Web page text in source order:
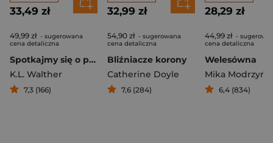
33,49 zł
49,99 zł - sugerowana
cena detaliczna
Spotkajmy się o północy
K.L. Walther
7,3 (166)
32,99 zł
54,90 zł - sugerowana
cena detaliczna
Bliźniacze korony
Catherine Doyle
7,6 (284)
28,29 zł
44,99 zł -
cena detaliczna
Welesówna
Mika
6,4 (834)